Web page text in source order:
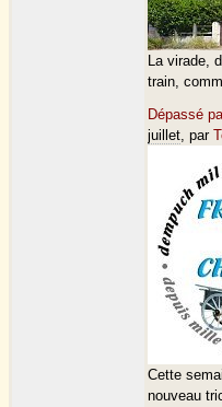
La virade,
train,
Dépassé
juillet, par
Cette
nouveau